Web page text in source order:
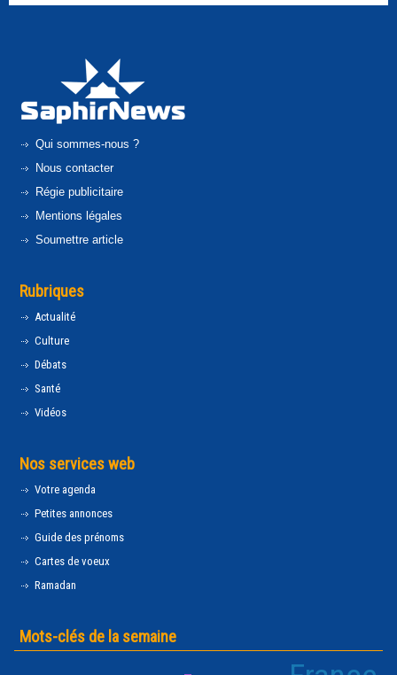
Qui sommes-nous ?
Nous contacter
Régie publicitaire
Mentions légales
Soumettre article
Rubriques
Actualité
Culture
Débats
Santé
Vidéos
Nos services web
Votre agenda
Petites annonces
Guide des prénoms
Cartes de voeux
Ramadan
Mots-clés de la semaine